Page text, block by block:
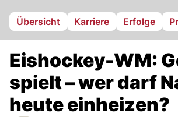
Übersicht Karriere Erfolge
Eishockey-WM:
spielt – wer darf
heute einheizen?